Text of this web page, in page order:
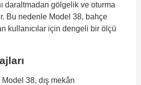
daraltmadan gölgelik ve oturma
Bu nedenle Model 38, bahçe
kullanıcılar için dengeli bir ölçü
38, dış mekân